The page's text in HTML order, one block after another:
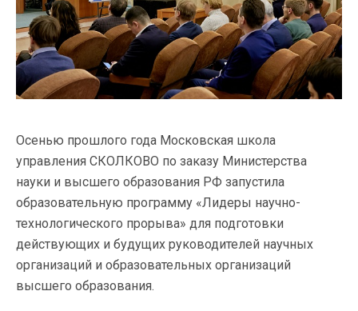
Осенью прошлого года Московская школа
управления СКОЛКОВО по заказу Министерства
науки и высшего образования РФ запустила
образовательную программу «Лидеры научно-
технологического прорыва» для подготовки
действующих и будущих руководителей научных
организаций и образовательных организаций
высшего образования.